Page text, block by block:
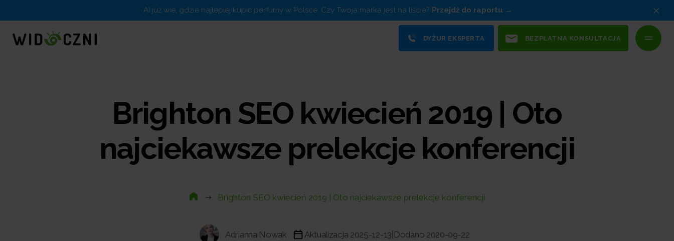
AI już wie, gdzie najlepiej kupić perfumy w Polsce. Czy Twoja marka jest na liście? Przejdź do raportu ×
DYŻUR EKSPERTA BEZPŁATNA KONSULTACJA
Brighton SEO kwiecień 2019 | Oto
najciekawsze prelekcje konferencji
Brighton SEO kwiecień 2019 | Oto najciekawsze prelekcje konferencji
Adrianna Nowak Aktualizacja 2025-12-13 Dodano 2020-09-22